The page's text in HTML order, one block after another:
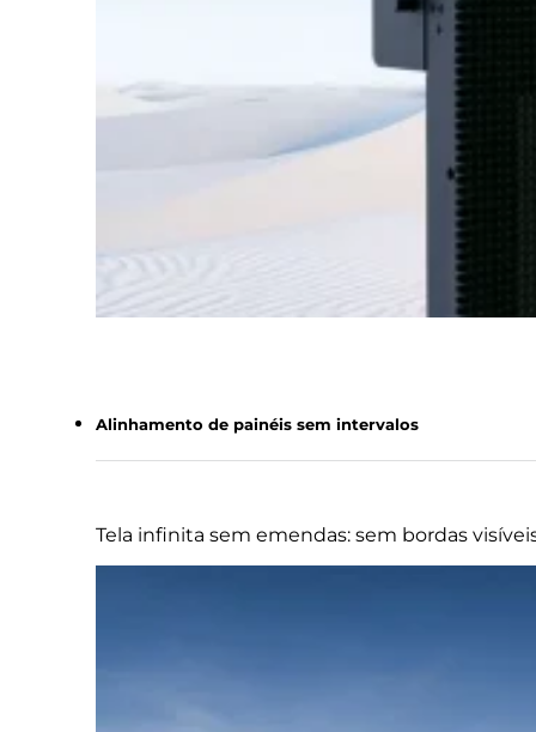
Alinhamento de painéis sem intervalos
Tela infinita sem emendas: sem bordas